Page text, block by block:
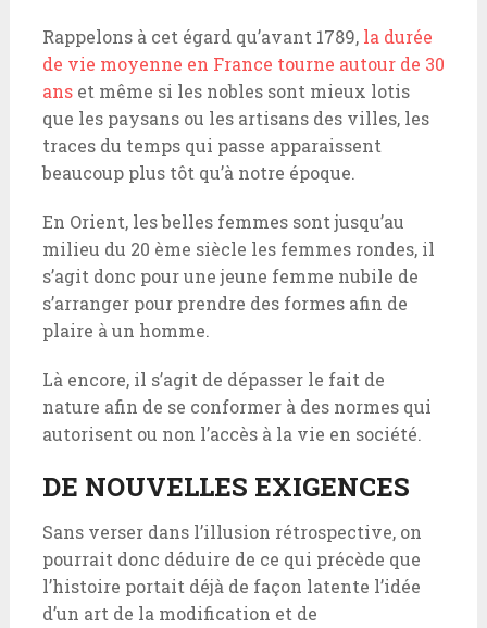
Rappelons à cet égard qu’avant 1789, la durée
de vie moyenne en France tourne autour de 30
anset même si les nobles sont mieux lotis
que les paysans ou les artisans des villes, les
traces du temps qui passe apparaissent
beaucoup plus tôt qu’à notre époque.
En Orient, les belles femmes sont jusqu’au
milieu du 20 ème siècle les femmes rondes, il
s’agit donc pour une jeune femme nubile de
s’arranger pour prendre des formes afin de
plaire à un homme.
Là encore, il s’agit de dépasser le fait de
nature afin de se conformer à des normes qui
autorisent ou non l’accès à la vie en société.
DE NOUVELLES EXIGENCES
Sans verser dans l’illusion rétrospective, on
pourrait donc déduire de ce qui précède que
l’histoire portait déjà de façon latente l’idée
d’un art de la modification et de